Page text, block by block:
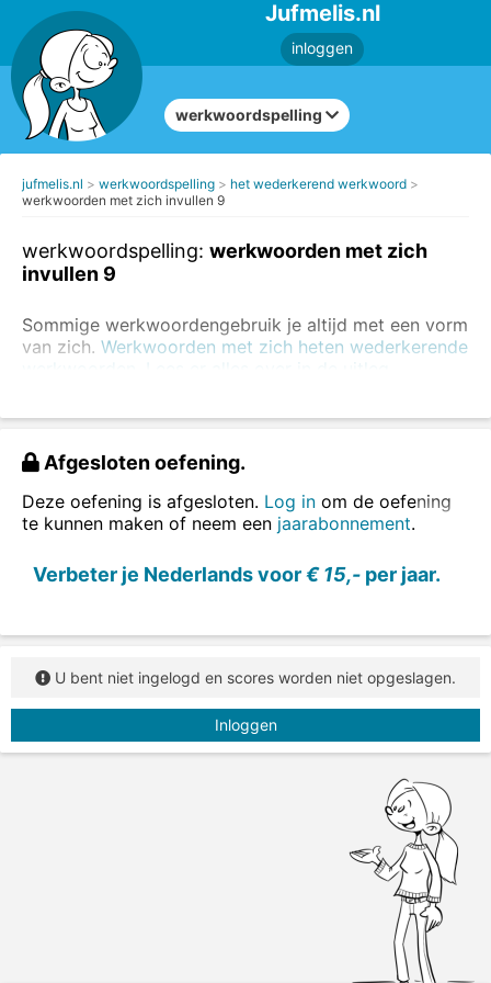
Jufmelis.nl
inloggen
werkwoordspelling
jufmelis.nl werkwoordspelling
het wederkerend werkwoord
werkwoorden met zich invullen 9
werkwoordspelling: werkwoorden met zich
invullen 9
Sommige werkwoordengebruik je altijd met een vorm
van zich. Werkwoorden met zich heten wederkerende
wederkerende voornaamwoord in.
Afgesloten oefening.
Deze oefening is afgesloten. Log in om de oefening
te kunnen maken of neem een jaarabonnement.
Verbeter je Nederlands voor€ 15,- per jaar.
U bent niet ingelogd en scores worden niet opgeslagen.
Inloggen